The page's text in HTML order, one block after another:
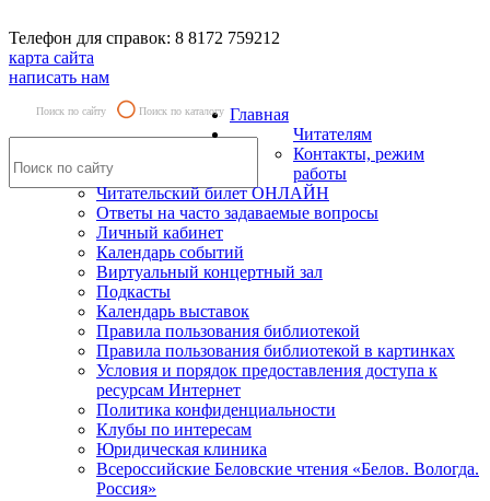
Телефон для справок: 8 8172 759212
карта сайта
написать нам
Поиск по сайту Поиск по каталогу Главная
Читателям
Контакты, режим
работы
Читательский билет ОНЛАЙН
Ответы на часто задаваемые вопросы
Личный кабинет
Календарь событий
Виртуальный концертный зал
Подкасты
Календарь выставок
Правила пользования библиотекой
Правила пользования библиотекой в картинках
Условия и порядок предоставления доступа к
ресурсам Интернет
Политика конфиденциальности
Клубы по интересам
Юридическая клиника
Всероссийские Беловские чтения «Белов. Вологда.
Россия»